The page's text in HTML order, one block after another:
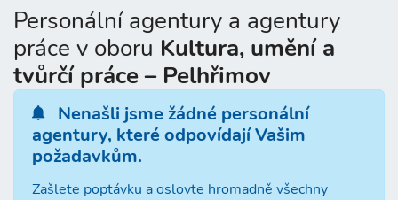
Personální agentury a agentury
práce v oboru Kultura, umění a
tvůrčí práce – Pelhřimov
Nenašli jsme žádné personální
agentury, které odpovídají Vašim
požadavkům.
Zašlete poptávku a oslovte hromadně všechny